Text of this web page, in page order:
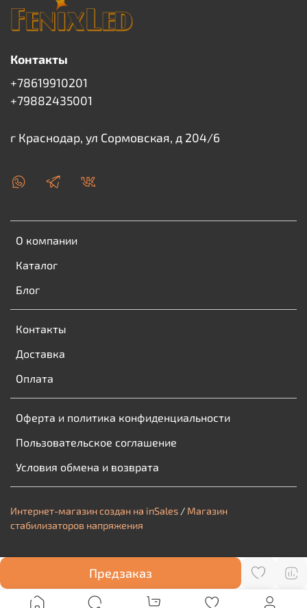
Предзаказ
О компании
Каталог
Блог
Контакты
Доставка
Оплата
Оферта и политика конфиденциальности
Пользовательское соглашение
Условия обмена и возврата
Контакты
+78619910201
+79882435001
г Краснодар, ул Сормовская, д 204/6
Интернет-магазин создан на inSales / Магазин
стабилизаторов напряжения